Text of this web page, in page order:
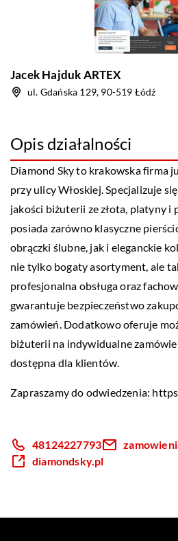
Jacek Hajduk ARTEX
ul. Gdańska 129, 90-519 Łódź
Opis działalności
Diamond Sky to krakowska firma
przy ulicy Włoskiej. Specjalizuje
jakości biżuterii ze złota, platyny i
posiada zarówno klasyczne
obrączki ślubne, jak i eleganckie
nie tylko bogaty asortyment, ale
profesjonalna obsługa oraz
gwarantuje bezpieczeństwo
zamówień. Dodatkowo oferuje
biżuterii na indywidualne
dostępna dla klientów.
Zapraszamy do odwiedzenia:
48124227793
diamondsky.pl